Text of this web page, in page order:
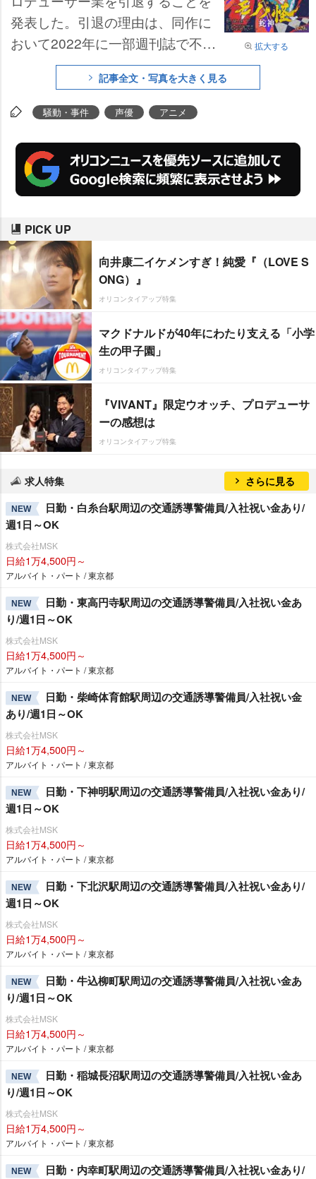
拡大する
発表した。引退の理由は、同作に
おいて2022年に一部週刊誌で不倫
報道があった主人公・薬売り役の
櫻井孝宏を降板させたが、今作で
事前告知なく再起用したことがネ
責任もとって引退・謝罪した。
記事全文・写真を大きく見る
騒動・事件 声優 アニメ
PICK UP
向井康二イケメンすぎ！純愛『（LOVE S
ONG）』
オリコンタイアップ特集
マクドナルドが40年にわたり支える「小学
生の甲子園」
オリコンタイアップ特集
『VIVANT』限定ウオッチ、プロデューサ
ーの感想は
オリコンタイアップ特集
求人特集 さらに見る
NEW
日勤・白糸台駅周辺の交通誘導警備員/入社祝い金あり/
週1日～OK
株式会社MSK
日給1万4,500円～
アルバイト・パート / 東京都
NEW
日勤・東高円寺駅周辺の交通誘導警備員/入社祝い金あ
り/週1日～OK
株式会社MSK
日給1万4,500円～
アルバイト・パート / 東京都
NEW
日勤・柴崎体育館駅周辺の交通誘導警備員/入社祝い金
あり/週1日～OK
株式会社MSK
日給1万4,500円～
アルバイト・パート / 東京都
NEW
日勤・下神明駅周辺の交通誘導警備員/入社祝い金あり/
週1日～OK
株式会社MSK
日給1万4,500円～
アルバイト・パート / 東京都
NEW
日勤・下北沢駅周辺の交通誘導警備員/入社祝い金あり/
週1日～OK
株式会社MSK
日給1万4,500円～
アルバイト・パート / 東京都
NEW
日勤・牛込柳町駅周辺の交通誘導警備員/入社祝い金あ
り/週1日～OK
株式会社MSK
日給1万4,500円～
アルバイト・パート / 東京都
NEW
日勤・稲城長沼駅周辺の交通誘導警備員/入社祝い金あ
り/週1日～OK
株式会社MSK
日給1万4,500円～
アルバイト・パート / 東京都
NEW
日勤・内幸町駅周辺の交通誘導警備員/入社祝い金あり/